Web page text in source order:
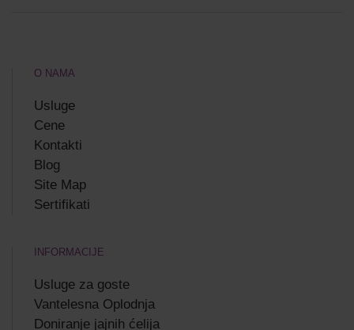
O NAMA
Usluge
Cene
Kontakti
Blog
Site Map
Sertifikati
INFORMACIJE
Usluge za goste
Vantelesna Oplodnja
Doniranje jajnih ćelija